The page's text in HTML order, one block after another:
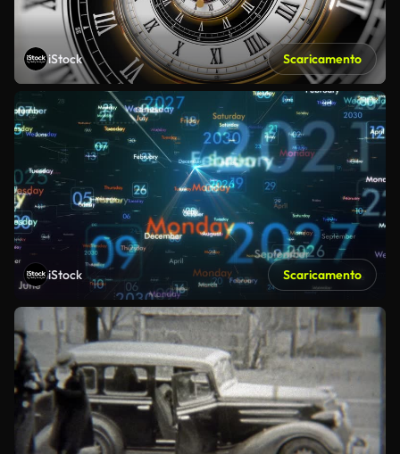
iStock Scaricamento
iStock Scaricamento